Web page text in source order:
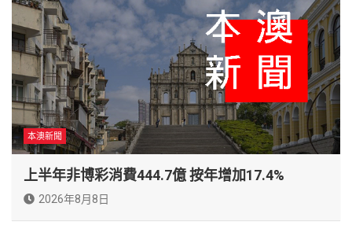
本澳新聞
上半年非博彩消費444.7億 按年增加17.4%
2026年8月8日